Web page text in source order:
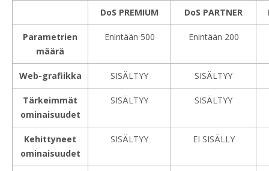
DoS PREMIUM DoS PARTNER
Parametrien
määrä
Enintään 500 Enintään 200
Web-grafiikka SISÄLTYY SISÄLTYY
Tärkeimmät
ominaisuudet
SISÄLTYY SISÄLTYY
Kehittyneet
ominaisuudet
SISÄLTYY EI SISÄLLY